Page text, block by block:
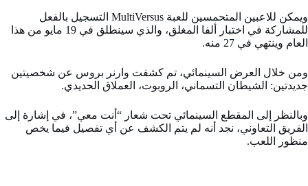
b
o
k
t
e
e
n
e
s
p
e
s
g
m
e
n
ويمكن للاعبين المتحمسين للعبة MultiVersus التسجيل بالفعل
للمشاركة في اختبار ألفا المغلق، والذي سينطلق في 19 مايو من هذا
العام وينتهي في 27 منه.
ومن خلال العرض السينمائي، تم كشفت وارنر بروس عن شخصيتين
جديدتين: الشيطان التسماني، الروبوت، العملاق الحديدي.
وبالنظر إلى المقطع السينمائي تحت شعار “أنت معي”، في إشارة إلى
الفريق التعاوني، نجد أنه لم يتم الكشف عن أي تفصيل فيما يخص
منظور اللعب.